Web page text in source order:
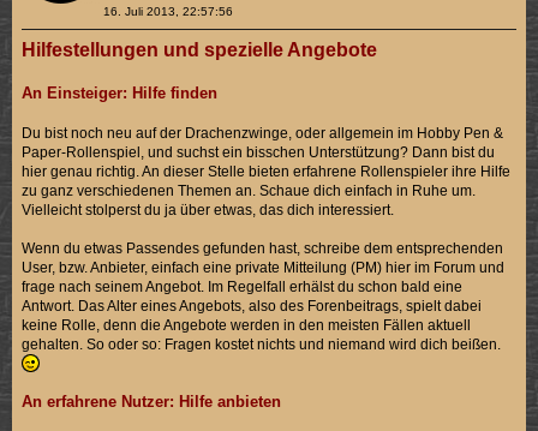
16. Juli 2013, 22:57:56
Hilfestellungen und spezielle Angebote
An Einsteiger: Hilfe finden
Du bist noch neu auf der Drachenzwinge, oder allgemein im Hobby Pen &
Paper-Rollenspiel, und suchst ein bisschen Unterstützung? Dann bist du
hier genau richtig. An dieser Stelle bieten erfahrene Rollenspieler ihre Hilfe
zu ganz verschiedenen Themen an. Schaue dich einfach in Ruhe um.
Vielleicht stolperst du ja über etwas, das dich interessiert.
Wenn du etwas Passendes gefunden hast, schreibe dem entsprechenden
User, bzw. Anbieter, einfach eine private Mitteilung (PM) hier im Forum und
frage nach seinem Angebot. Im Regelfall erhälst du schon bald eine
Antwort. Das Alter eines Angebots, also des Forenbeitrags, spielt dabei
keine Rolle, denn die Angebote werden in den meisten Fällen aktuell
gehalten. So oder so: Fragen kostet nichts und niemand wird dich beißen.
An erfahrene Nutzer: Hilfe anbieten